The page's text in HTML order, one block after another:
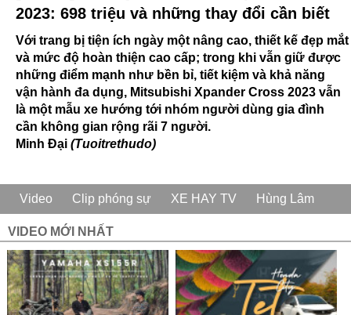
2023: 698 triệu và những thay đổi cần biết
Với trang bị tiện ích ngày một nâng cao, thiết kế đẹp mắt
và mức độ hoàn thiện cao cấp; trong khi vẫn giữ được
những điểm mạnh như bền bỉ, tiết kiệm và khả năng
vận hành đa dụng, Mitsubishi Xpander Cross 2023 vẫn
là một mẫu xe hướng tới nhóm người dùng gia đình
cần không gian rộng rãi 7 người.
Minh Đại (Tuoitrethudo)
Video Clip phóng sự XE HAY TV Hùng Lâm
VIDEO MỚI NHẤT